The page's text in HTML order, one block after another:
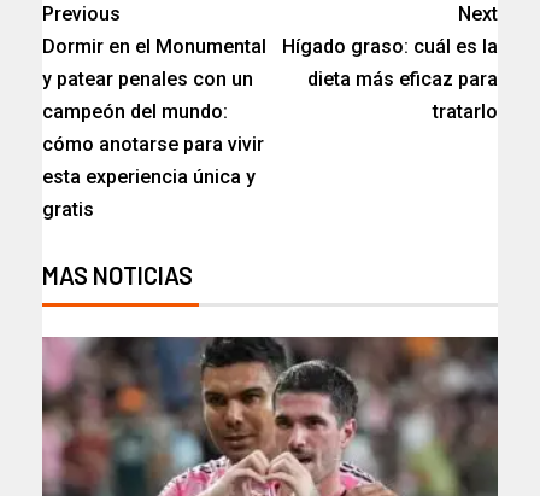
Previous
Dormir en el Monumental
y patear penales con un
campeón del mundo:
cómo anotarse para vivir
esta experiencia única y
gratis
Next
Hígado graso: cuál es la
dieta más eficaz para
tratarlo
MAS NOTICIAS